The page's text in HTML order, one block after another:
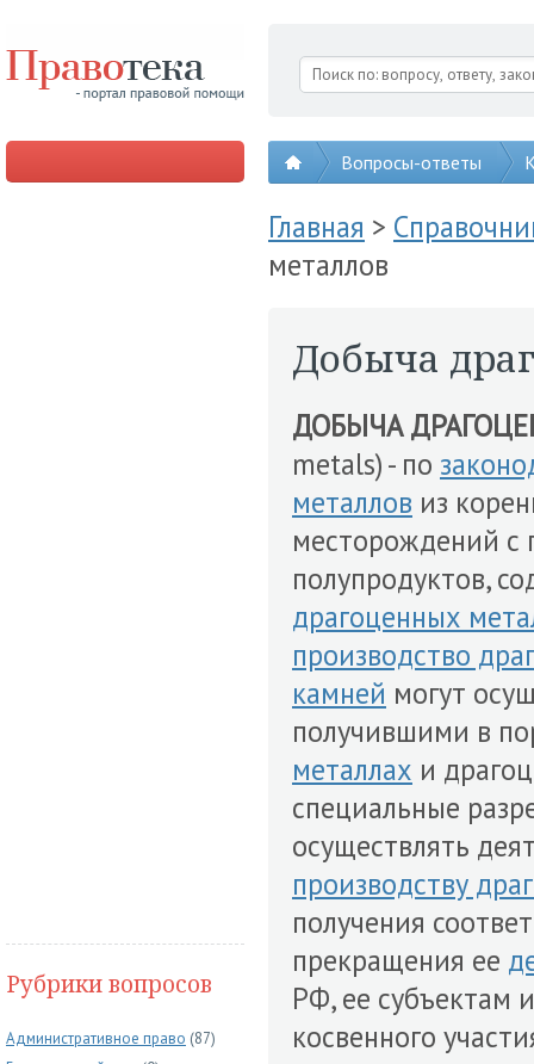
Вопросы-ответы
Рубрики вопросов
Административное право (87)
Главная >
металлов
Добыча
ДОБЫЧА
metals) - по
металлов из
месторождений с
полупродуктов,
драгоценных
производство
камней могут
получившими в
металлах и
специальные
осуществлять
производству
получения
прекращения ее
РФ, ее субъектам
косвенного